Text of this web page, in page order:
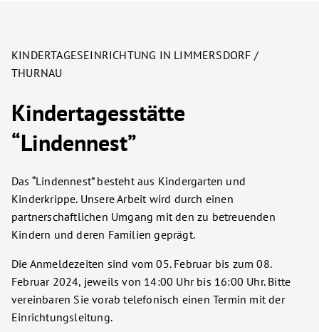
KINDERTAGESEINRICHTUNG IN LIMMERSDORF /
THURNAU
Kindertagesstätte
“Lindennest”
Das “Lindennest” besteht aus Kindergarten und
Kinderkrippe. Unsere Arbeit wird durch einen
partnerschaftlichen Umgang mit den zu betreuenden
Kindern und deren Familien geprägt.
Die Anmeldezeiten sind vom 05. Februar bis zum 08.
Februar 2024, jeweils von 14:00 Uhr bis 16:00 Uhr. Bitte
vereinbaren Sie vorab telefonisch einen Termin mit der
Einrichtungsleitung.